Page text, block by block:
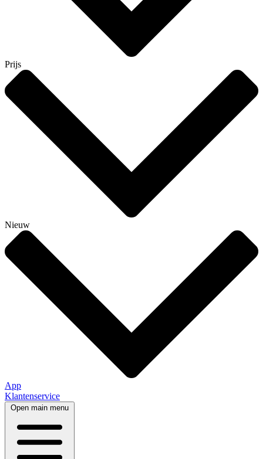
Prijs
Nieuw
App
Klantenservice
Open main menu